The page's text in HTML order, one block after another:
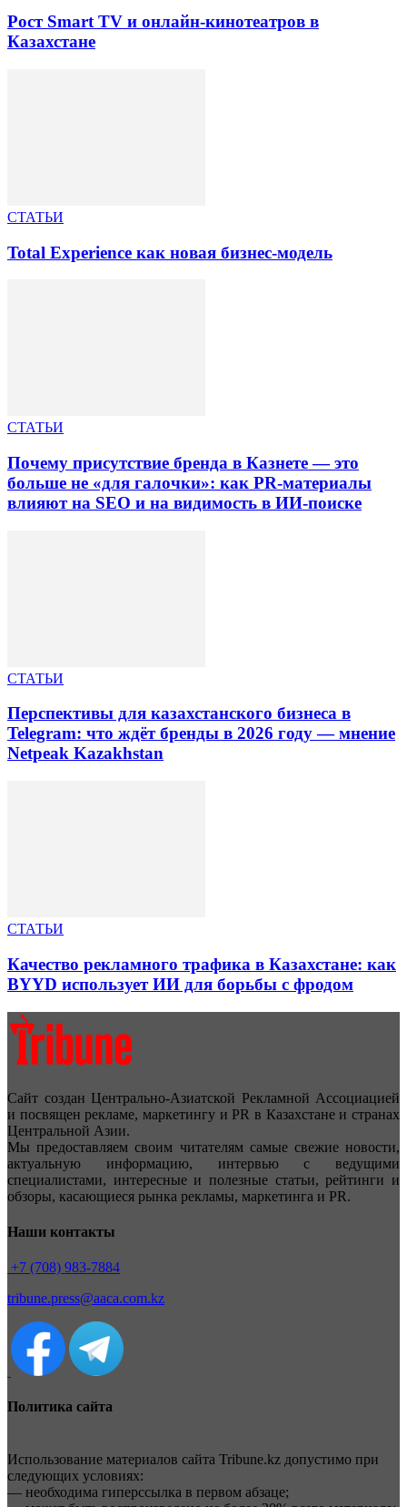
Рост Smart TV и онлайн-кинотеатров в
Казахстане
СТАТЬИ
Total Experience как новая бизнес-модель
СТАТЬИ
Почему присутствие бренда в Казнете — это
больше не «для галочки»: как PR-материалы
влияют на SEO и на видимость в ИИ-поиске
СТАТЬИ
Перспективы для казахстанского бизнеса в
Telegram: что ждёт бренды в 2026 году — мнение
Netpeak Kazakhstan
СТАТЬИ
Качество рекламного трафика в Казахстане: как
BYYD использует ИИ для борьбы с фродом
Сайт создан Центрально-Азиатской Рекламной Ассоциацией
и посвящен рекламе, маркетингу и PR в Казахстане и странах
Центральной Азии.
Мы предоставляем своим читателям самые свежие новости,
актуальную информацию, интервью с ведущими
специалистами, интересные и полезные статьи, рейтинги и
обзоры, касающиеся рынка рекламы, маркетинга и PR.
Наши контакты
+7 (708) 983-7884
tribune.press@aaca.com.kz
Политика сайта
Использование материалов сайта Tribune.kz допустимо при
следующих условиях:
— необходима гиперссылка в первом абзаце;